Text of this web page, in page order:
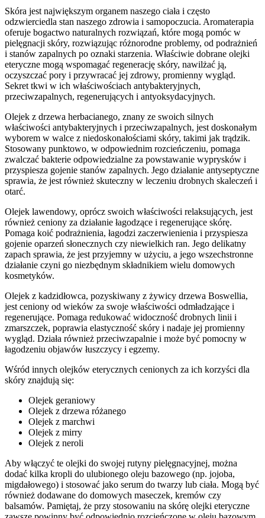
Skóra jest największym organem naszego ciała i często
odzwierciedla stan naszego zdrowia i samopoczucia. Aromaterapia
oferuje bogactwo naturalnych rozwiązań, które mogą pomóc w
pielęgnacji skóry, rozwiązując różnorodne problemy, od podrażnień
i stanów zapalnych po oznaki starzenia. Właściwie dobrane olejki
eteryczne mogą wspomagać regenerację skóry, nawilżać ją,
oczyszczać pory i przywracać jej zdrowy, promienny wygląd.
Sekret tkwi w ich właściwościach antybakteryjnych,
przeciwzapalnych, regenerujących i antyoksydacyjnych.
Olejek z drzewa herbacianego, znany ze swoich silnych
właściwości antybakteryjnych i przeciwzapalnych, jest doskonałym
wyborem w walce z niedoskonałościami skóry, takimi jak trądzik.
Stosowany punktowo, w odpowiednim rozcieńczeniu, pomaga
zwalczać bakterie odpowiedzialne za powstawanie wyprysków i
przyspiesza gojenie stanów zapalnych. Jego działanie antyseptyczne
sprawia, że jest również skuteczny w leczeniu drobnych skaleczeń i
otarć.
Olejek lawendowy, oprócz swoich właściwości relaksujących, jest
również ceniony za działanie łagodzące i regenerujące skórę.
Pomaga koić podrażnienia, łagodzi zaczerwienienia i przyspiesza
gojenie oparzeń słonecznych czy niewielkich ran. Jego delikatny
zapach sprawia, że jest przyjemny w użyciu, a jego wszechstronne
działanie czyni go niezbędnym składnikiem wielu domowych
kosmetyków.
Olejek z kadzidłowca, pozyskiwany z żywicy drzewa Boswellia,
jest ceniony od wieków za swoje właściwości odmładzające i
regenerujące. Pomaga redukować widoczność drobnych linii i
zmarszczek, poprawia elastyczność skóry i nadaje jej promienny
wygląd. Działa również przeciwzapalnie i może być pomocny w
łagodzeniu objawów łuszczycy i egzemy.
Wśród innych olejków eterycznych cenionych za ich korzyści dla
skóry znajdują się:
Olejek geraniowy
Olejek z drzewa różanego
Olejek z marchwi
Olejek z mirry
Olejek z neroli
Aby włączyć te olejki do swojej rutyny pielęgnacyjnej, można
dodać kilka kropli do ulubionego oleju bazowego (np. jojoba,
migdałowego) i stosować jako serum do twarzy lub ciała. Mogą być
również dodawane do domowych maseczek, kremów czy
balsamów. Pamiętaj, że przy stosowaniu na skórę olejki eteryczne